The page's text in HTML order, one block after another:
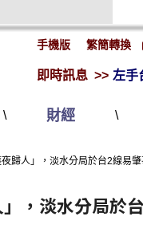
手機版 繁簡轉換
即時訊息 >> 左手
\ 財經 \
夜歸人」，淡水分局於台2線易
」，淡水分局